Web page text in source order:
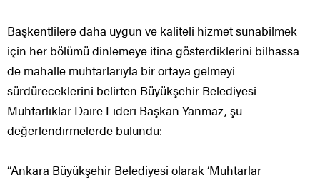
Başkentlilere daha uygun ve kaliteli hizmet sunabilmek
için her bölümü dinlemeye itina gösterdiklerini bilhassa
de mahalle muhtarlarıyla bir ortaya gelmeyi
sürdüreceklerini belirten Büyükşehir Belediyesi
Muhtarlıklar Daire Lideri Başkan Yanmaz, şu
değerlendirmelerde bulundu:
“Ankara Büyükşehir Belediyesi olarak ‘Muhtarlar